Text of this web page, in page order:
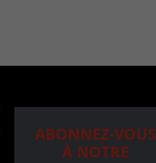
ABONNEZ-VOUS
À NOTRE